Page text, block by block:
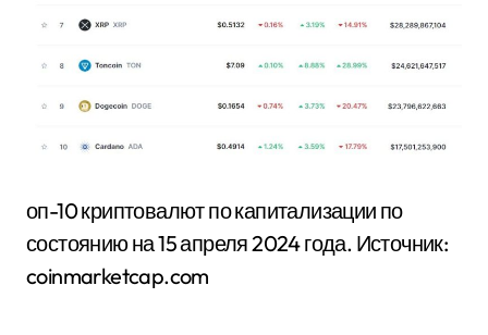
оп-10 криптовалют по капитализации по
состоянию на 15 апреля 2024 года. Источник:
coinmarketcap.com